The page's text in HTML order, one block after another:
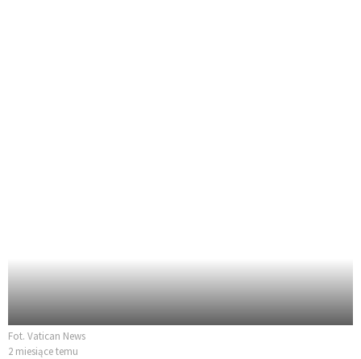
Fot. Vatican News
2 miesiące temu